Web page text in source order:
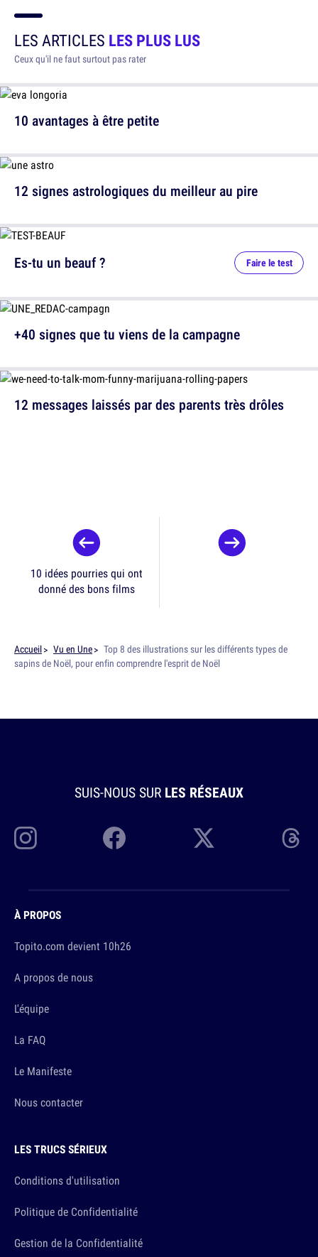
LES ARTICLES LES PLUS LUS
Ceux qu'il ne faut surtout pas rater
10 avantages à être petite
12 signes astrologiques du meilleur au pire
12 messages laissés par des parents très drôles
Es-tu un beauf ? Faire le test
+40 signes que tu viens de la campagne
10 idées pourries qui ont
donné des bons films
Accueil Vu en Une
Top 8 des illustrations sur les différents types de
sapins de Noël, pour enfin comprendre l'esprit de Noël
SUIS-NOUS SUR LES RÉSEAUX
À PROPOS
Topito.com devient 10h26
A propos de nous
L'équipe
La FAQ
Le Manifeste
Nous contacter
LES TRUCS SÉRIEUX
Conditions d'utilisation
Politique de Confidentialité
Gestion de la Confidentialité